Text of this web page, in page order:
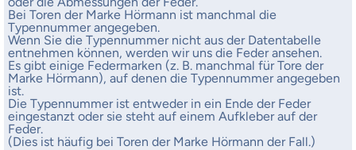
Bei Toren der Marke Hörmann ist manchmal die
Typennummer angegeben.
Wenn Sie die Typennummer nicht aus der Datentabelle
entnehmen können, werden wir uns die Feder ansehen.
Es gibt einige Federmarken (z. B. manchmal für Tore der
Marke Hörmann), auf denen die Typennummer angegeben
ist.
Die Typennummer ist entweder in ein Ende der Feder
eingestanzt oder sie steht auf einem Aufkleber auf der
Feder.
(Dies ist häufig bei Toren der Marke Hörmann der Fall.)